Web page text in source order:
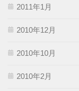
2011年1月
2010年12月
2010年10月
2010年2月